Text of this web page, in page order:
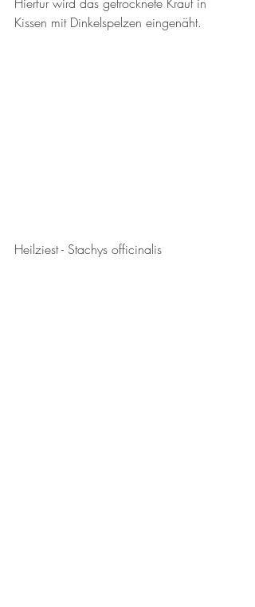
Kissen mit Dinkelspelzen eingenäht.
Heilziest - Stachys officinalis